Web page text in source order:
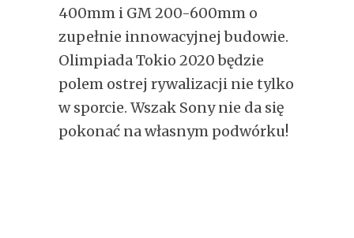
400mm i GM 200-600mm o
zupełnie innowacyjnej budowie.
Olimpiada Tokio 2020 będzie
polem ostrej rywalizacji nie tylko
w sporcie. Wszak Sony nie da się
pokonać na własnym podwórku!